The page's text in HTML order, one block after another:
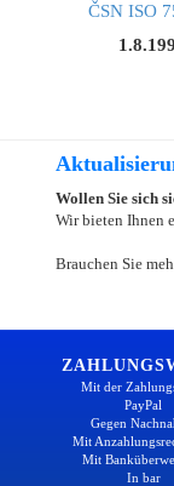
ČSN ISO
Wollen Sie sich
Wir bieten Ihnen
Brauchen Sie
Mit der
PayPal
Gegen
Mit
Mit
In bar